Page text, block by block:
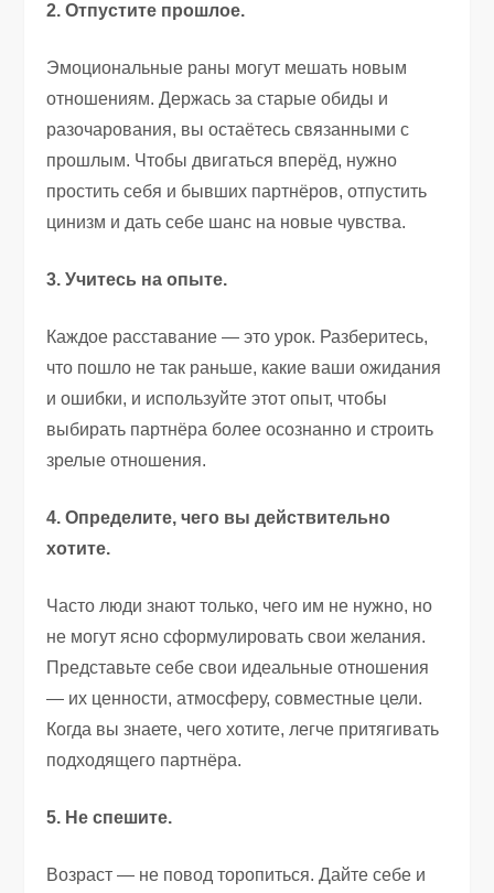
2. Отпустите прошлое.
Эмоциональные раны могут мешать новым
отношениям. Держась за старые обиды и
разочарования, вы остаётесь связанными с
прошлым. Чтобы двигаться вперёд, нужно
простить себя и бывших партнёров, отпустить
цинизм и дать себе шанс на новые чувства.
3. Учитесь на опыте.
Каждое расставание — это урок. Разберитесь,
что пошло не так раньше, какие ваши ожидания
и ошибки, и используйте этот опыт, чтобы
выбирать партнёра более осознанно и строить
зрелые отношения.
4. Определите, чего вы действительно
хотите.
Часто люди знают только, чего им не нужно, но
не могут ясно сформулировать свои желания.
Представьте себе свои идеальные отношения
— их ценности, атмосферу, совместные цели.
Когда вы знаете, чего хотите, легче притягивать
подходящего партнёра.
5. Не спешите.
Возраст — не повод торопиться. Дайте себе и